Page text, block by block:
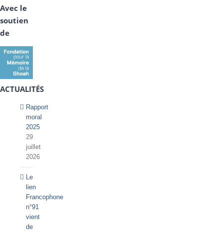
Avec le
soutien
de
ACTUALITÉS
Rapport
moral
2025
29
juillet
2026
Le
lien
Francophone
n°91
vient
de